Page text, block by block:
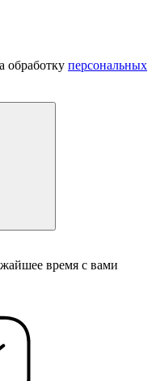
обработку персональных
время с вами